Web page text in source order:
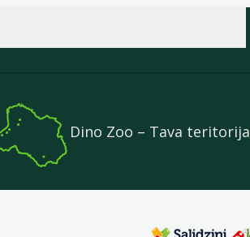
Dino Zoo – Tava teritorija